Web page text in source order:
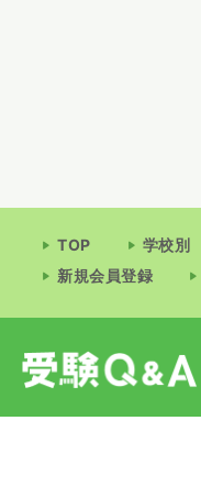
TOP 学校別
新規会員登録